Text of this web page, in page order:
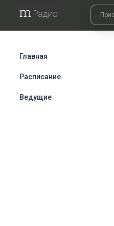
Главная
Расписание
Ведущие